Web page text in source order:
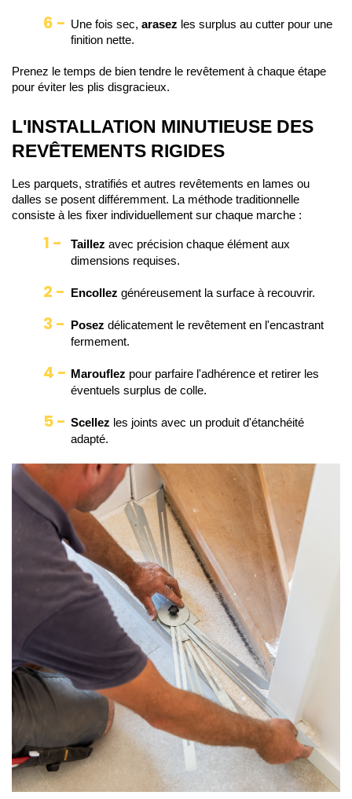
Une fois sec, arasez les surplus au cutter pour une
finition nette.
Prenez le temps de bien tendre le revêtement à chaque étape
pour éviter les plis disgracieux.
L'INSTALLATION MINUTIEUSE DES
REVÊTEMENTS RIGIDES
Les parquets, stratifiés et autres revêtements en lames ou
dalles se posent différemment. La méthode traditionnelle
consiste à les fixer individuellement sur chaque marche :
Taillez avec précision chaque élément aux
dimensions requises.
Encollez généreusement la surface à recouvrir.
Posez délicatement le revêtement en l'encastrant
fermement.
Marouflez pour parfaire l'adhérence et retirer les
éventuels surplus de colle.
Scellez les joints avec un produit d'étanchéité
adapté.